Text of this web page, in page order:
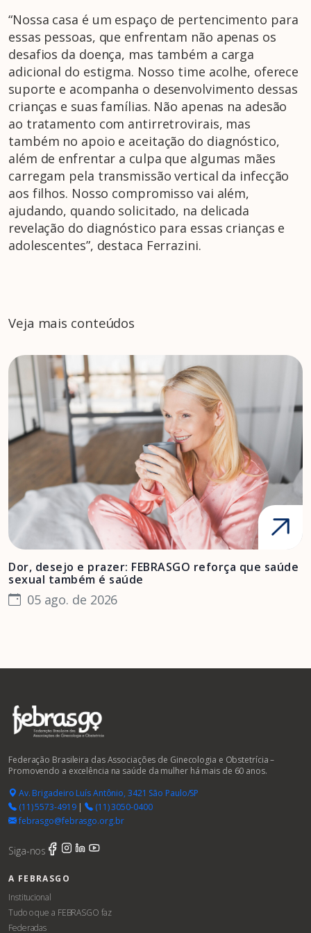
“Nossa casa é um espaço de pertencimento para
essas pessoas, que enfrentam não apenas os
desafios da doença, mas também a carga
adicional do estigma. Nosso time acolhe, oferece
suporte e acompanha o desenvolvimento dessas
crianças e suas famílias. Não apenas na adesão
ao tratamento com antirretrovirais, mas
também no apoio e aceitação do diagnóstico,
além de enfrentar a culpa que algumas mães
carregam pela transmissão vertical da infecção
aos filhos. Nosso compromisso vai além,
ajudando, quando solicitado, na delicada
revelação do diagnóstico para essas crianças e
adolescentes”, destaca Ferrazini.
Veja mais conteúdos
Dor, desejo e prazer: FEBRASGO reforça que saúde
sexual também é saúde
05 ago. de 2026
Federação Brasileira das Associações de Ginecologia e Obstetrícia –
Promovendo a excelência na saúde da mulher há mais de 60 anos.
Av. Brigadeiro Luís Antônio, 3421 São Paulo/SP
(11) 5573-4919|
(11) 3050-0400
febrasgo@febrasgo.org.br
Siga-nos
A FEBRASGO
Institucional
Tudo o que a FEBRASGO faz
Federadas